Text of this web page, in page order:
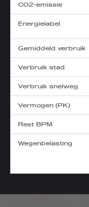
CO2-emissie
Energielabel
Gemiddeld verbruik
Verbruik stad
Verbruik snelweg
Vermogen (PK)
Rest BPM
Wegenbelasting